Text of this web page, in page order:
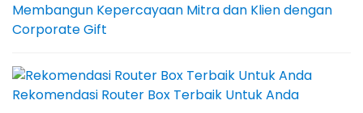
Membangun Kepercayaan Mitra dan Klien dengan
Corporate Gift
Rekomendasi Router Box Terbaik Untuk Anda